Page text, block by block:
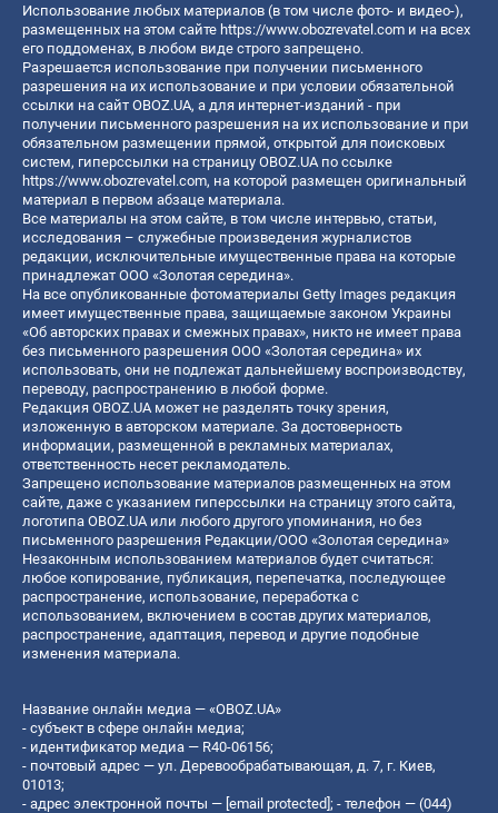
Использование любых материалов (в том числе фото- и видео-),
размещенных на этом сайте https://www.obozrevatel.com и на всех
его поддоменах, в любом виде строго запрещено.
Разрешается использование при получении письменного
разрешения на их использование и при условии обязательной
ссылки на сайт OBOZ.UA, а для интернет-изданий - при
получении письменного разрешения на их использование и при
обязательном размещении прямой, открытой для поисковых
систем, гиперссылки на страницу OBOZ.UA по ссылке
https://www.obozrevatel.com, на которой размещен оригинальный
материал в первом абзаце материала.
Все материалы на этом сайте, в том числе интервью, статьи,
исследования – служебные произведения журналистов
редакции, исключительные имущественные права на которые
принадлежат ООО «Золотая середина».
На все опубликованные фотоматериалы Getty Images редакция
имеет имущественные права, защищаемые законом Украины
«Об авторских правах и смежных правах», никто не имеет права
без письменного разрешения ООО «Золотая середина» их
использовать, они не подлежат дальнейшему воспроизводству,
переводу, распространению в любой форме.
Редакция OBOZ.UA может не разделять точку зрения,
изложенную в авторском материале. За достоверность
информации, размещенной в рекламных материалах,
ответственность несет рекламодатель.
Запрещено использование материалов размещенных на этом
сайте, даже с указанием гиперссылки на страницу этого сайта,
логотипа OBOZ.UA или любого другого упоминания, но без
письменного разрешения Редакции/ООО «Золотая середина»
Незаконным использованием материалов будет считаться:
любое копирование, публикация, перепечатка, последующее
распространение, использование, переработка с
использованием, включением в состав других материалов,
распространение, адаптация, перевод и другие подобные
изменения материала.
Название онлайн медиа — «OBOZ.UA»
- субъект в сфере онлайн медиа;
- идентификатор медиа — R40-06156;
- почтовый адрес — ул. Деревообрабатывающая, д. 7, г. Киев,
01013;
- адрес электронной почты — [email protected]; - телефон — (044)